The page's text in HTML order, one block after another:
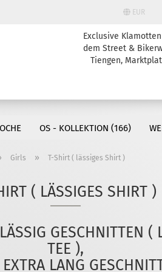
EUR
Konto erstellen
Passwort vergessen?
Exclusive
dem Street &
Tiengen,
OS - KOLLEKTION (166)
Girls » T-Shirt ( lässiges Shirt )
( LÄSSIGES SHIRT )
GESCHNITTEN (
TEE ),
LANG